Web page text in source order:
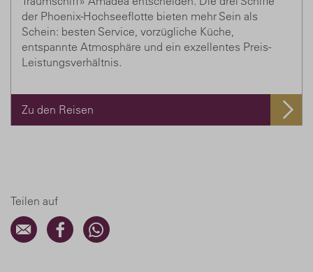
der Phoenix-Hochseeflotte bieten mehr Sein als
Schein: besten Service, vorzügliche Küche,
entspannte Atmosphäre und ein exzellentes Preis-
Leistungsverhältnis.
Zu den Reisen
Teilen auf